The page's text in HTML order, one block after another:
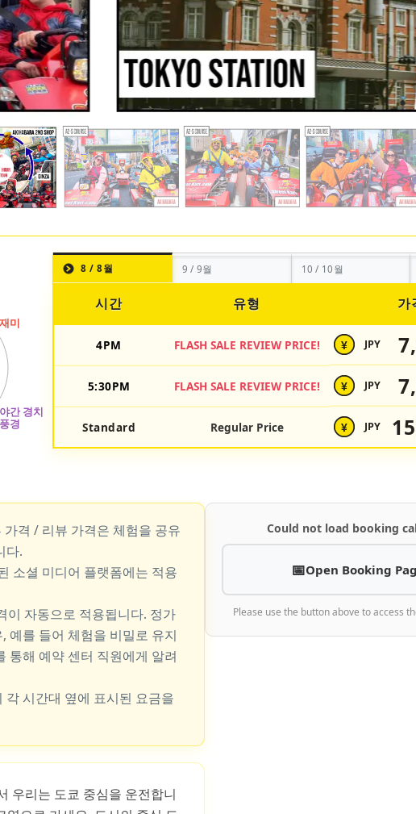
8 / 8월 9 / 9월 10 / 10월
시간 유형 가
4PM FLASH SALE REVIEW PRICE! ¥ JPY
5:30PM FLASH SALE REVIEW PRICE! ¥ JPY
Standard Regular Price ¥ JPY
격 / 리뷰 가격은 체험을 공유
다.
소셜 미디어 플랫폼에는 적용
자동으로 적용됩니다. 정가
예를 들어 체험을 비밀로 유지
통해 예약 센터 직원에게 알려
시간대 옆에 표시된 요금을
우리는 도쿄 중심을 운전합니
Could not load booking
Open Booking
Please use the button above to access